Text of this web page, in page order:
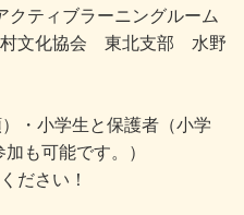
クティブラーニングルーム
村文化協会 東北支部 水野
・小学生と保護者（小学
も可能です。）
ださい！